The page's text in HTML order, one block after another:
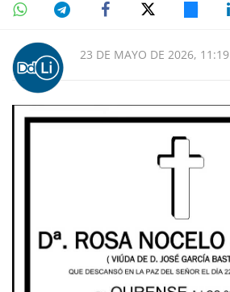
23 DE MAYO DE 2026, 11:19